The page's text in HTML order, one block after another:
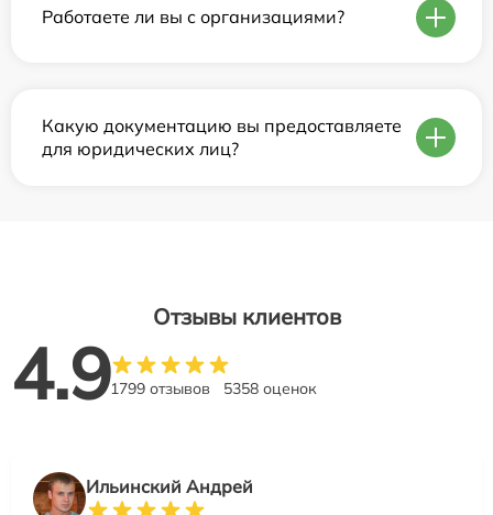
Работаете ли вы с организациями?
Какую документацию вы предоставляете
для юридических лиц?
Отзывы клиентов
4.91799 отзывов 5358 оценок
Ильинский Андрей